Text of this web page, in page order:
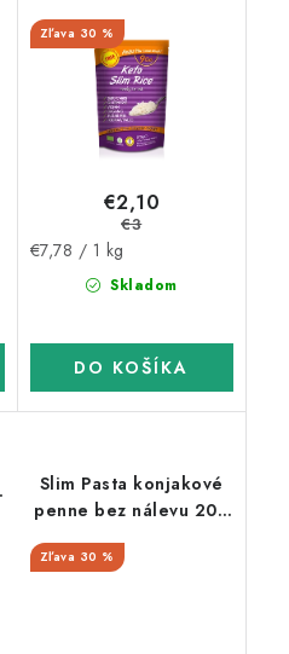
0 g sacharidov)
30 %
Skladom
€2,10
€3
Jednotková
€7,78 / 1 kg
DO KOŠÍKA
Slim Pasta konjakové
penne bez nálevu 200
g (31 kcal, 7 g
sacharidov)
30 %